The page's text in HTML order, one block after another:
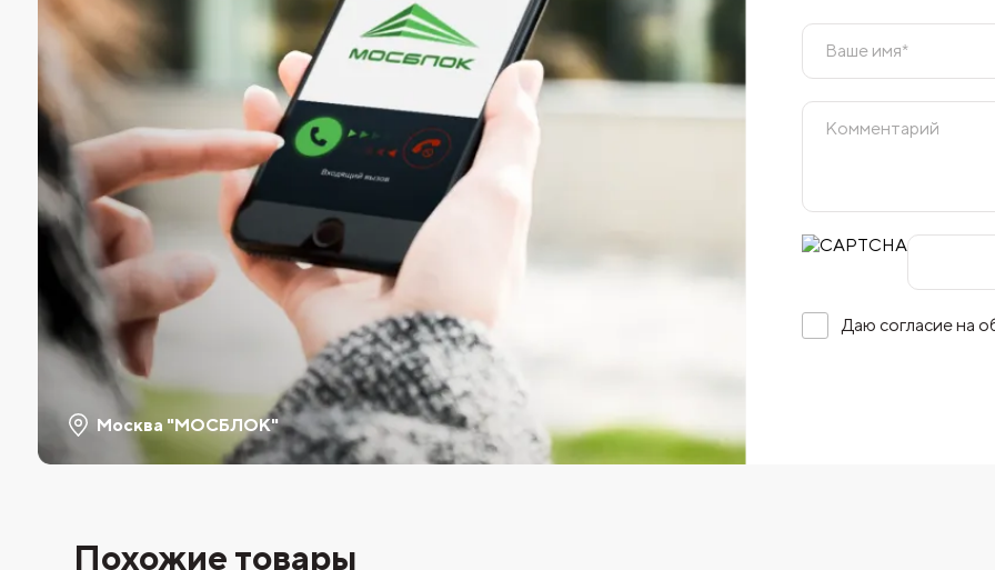
Москва "МОСБЛОК"
Даю согласие на
Похожие товары